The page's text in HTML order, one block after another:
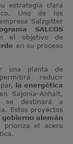
estrategia clara
Uno de los
Salzgitter
SALCOS
el objetivo de
en su proceso
una planta de
reducir
la energética
en Sajonia-Anhalt,
se destinará a
Estos proyectos
alemán
prioriza el acero